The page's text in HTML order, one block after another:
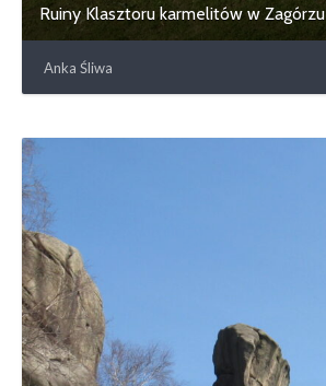
Ruiny Klasztoru karmelitów w Zagórzu
Anka Śliwa